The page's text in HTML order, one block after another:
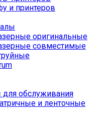
и принтеров
оригинальные
совместимые
обслуживания
и ленточные